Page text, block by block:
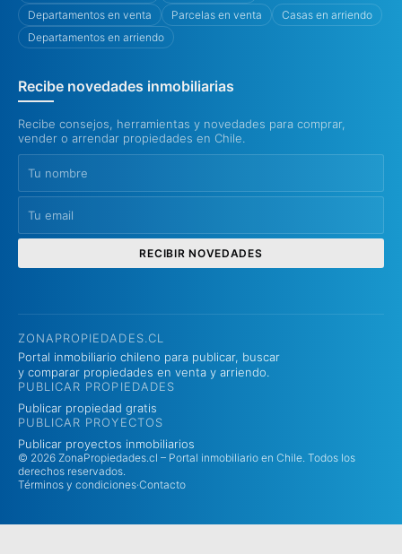
Departamentos en venta
Parcelas en venta
Casas en arriendo
Departamentos en arriendo
Recibe novedades inmobiliarias
Recibe consejos, herramientas y novedades para comprar,
vender o arrendar propiedades en Chile.
RECIBIR NOVEDADES
ZONAPROPIEDADES.CL
Portal inmobiliario chileno para publicar, buscar
y comparar propiedades en venta y arriendo.
PUBLICAR PROPIEDADES
Publicar propiedad gratis
PUBLICAR PROYECTOS
Publicar proyectos inmobiliarios
© 2026 ZonaPropiedades.cl – Portal inmobiliario en Chile. Todos los
derechos reservados.
Términos y condiciones·Contacto